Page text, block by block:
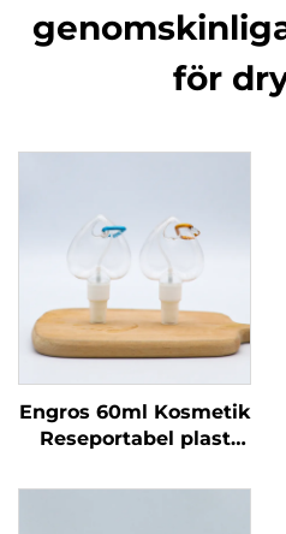
för
Engros 60ml Kosmetik
Reseportabel plast
Återvinningsbar flaska